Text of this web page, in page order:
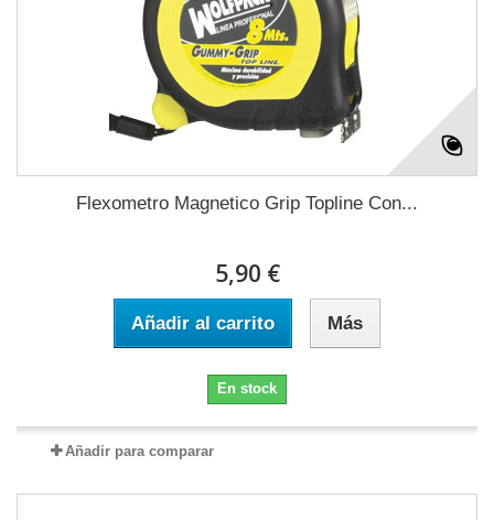
Flexometro Magnetico Grip Topline Con...
5,90 €
Añadir al carrito Más
En stock
Añadir para comparar